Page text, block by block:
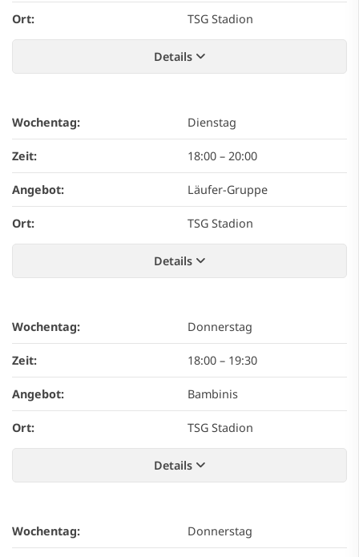
Ort: TSG Stadion
Details
Wochentag: Dienstag
Zeit: 18:00 – 20:00
Angebot: Läufer-Gruppe
Ort: TSG Stadion
Details
Wochentag: Donnerstag
Zeit: 18:00 – 19:30
Angebot: Bambinis
Ort: TSG Stadion
Details
Wochentag: Donnerstag